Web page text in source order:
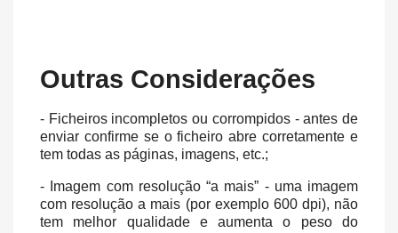
Outras Considerações
- Ficheiros incompletos ou corrompidos - antes de
enviar confirme se o ficheiro abre corretamente e
tem todas as páginas, imagens, etc.;
- Imagem com resolução “a mais” - uma imagem
com resolução a mais (por exemplo 600 dpi), não
tem melhor qualidade e aumenta o peso do